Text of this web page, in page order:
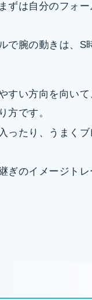
ずは自分のフォ
で腕の動きは、S
すい方向を向い
方です。
ったり、うまく
ぎのイメージト